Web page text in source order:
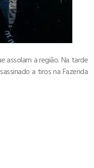
assolam a região. Na tarde
a tiros na Fazenda